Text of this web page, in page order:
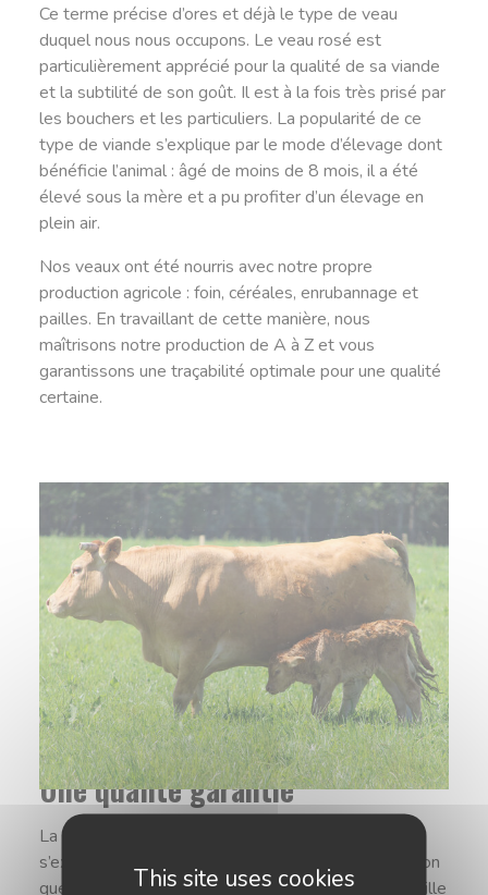
Ce terme précise d’ores et déjà le type de veau
duquel nous nous occupons. Le veau rosé est
particulièrement apprécié pour la qualité de sa viande
et la subtilité de son goût. Il est à la fois très prisé par
les bouchers et les particuliers. La popularité de ce
type de viande s’explique par le mode d’élevage dont
bénéficie l’animal : âgé de moins de 8 mois, il a été
élevé sous la mère et a pu profiter d’un élevage en
plein air.
Nos veaux ont été nourris avec notre propre
production agricole : foin, céréales, enrubannage et
pailles. En travaillant de cette manière, nous
maîtrisons notre production de A à Z et vous
garantissons une traçabilité optimale pour une qualité
certaine.
Une qualité garantie
La subtilité de la viande que nous proposons
s’explique en grande partie par la quantité d’attention
que nous portons à nos animaux. Une structure à taille
This site uses cookies